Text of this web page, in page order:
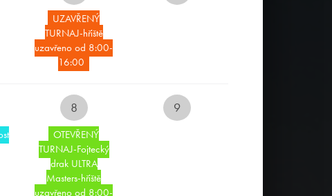
UZAVŘENÝ
TURNAJ-hřiště
uzavřeno od 8:00-
16:00
8
OTEVŘENÝ
TURNAJ-Fojtecký
drak ULTRA
Masters-hřiště
uzavřeno od 8:00-
9